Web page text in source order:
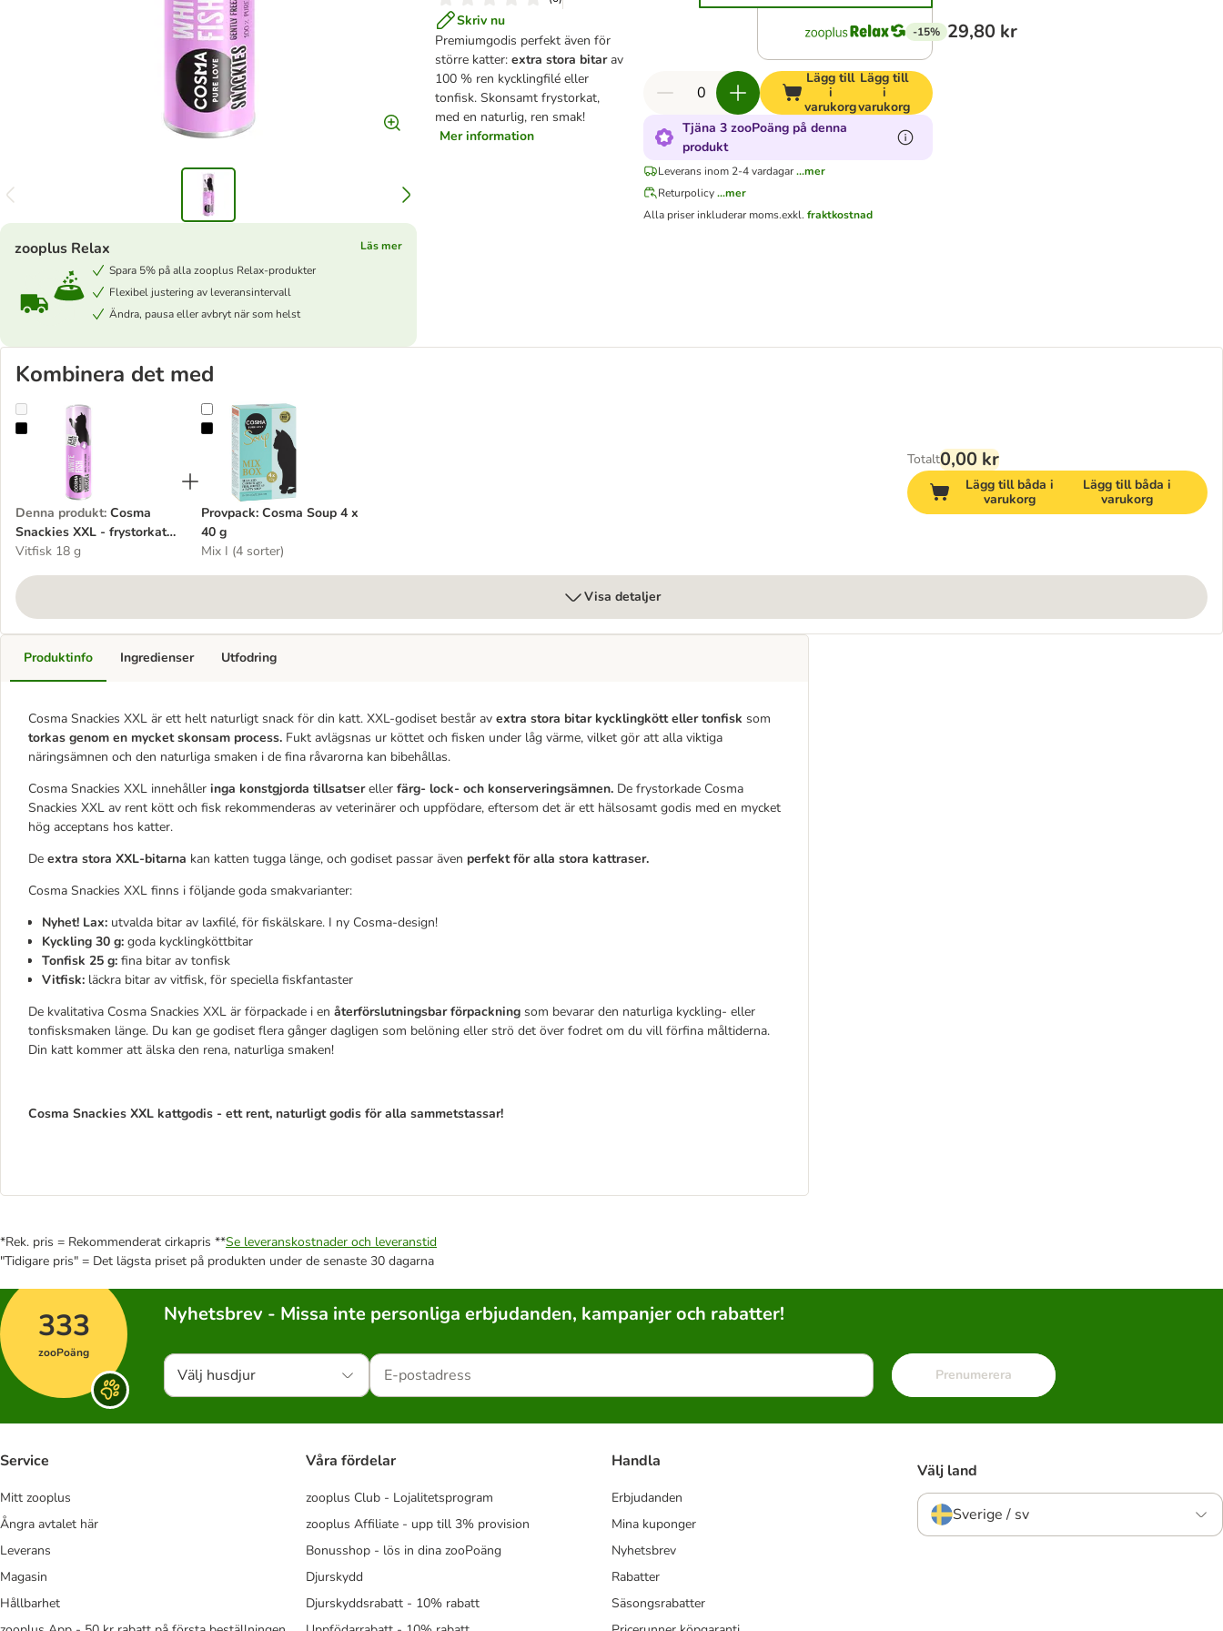
Skriv nu
Premiumgodis perfekt även för
större katter:extra stora bitarav
100 % ren kycklingfilé eller
tonfisk. Skonsamt frystorkat,
med en naturlig, ren smak!
Mer information
zooplus Relax
Läs mer
Spara 5% på alla zooplus Relax-produkter
Flexibel justering av leveransintervall
Ändra, pausa eller avbryt när som helst
-15% 29,80 kr
Lägg till
i
varukorg
Lägg till
i
varukorg
Tjäna 3 zooPoäng på denna
produkt
Leverans inom 2-4 vardagar...mer
Returpolicy...mer
Alla priser inkluderar moms.exkl.fraktkostnad
Kombinera det med
Cosma Snackies XXL - frystorkat kattgodis
Denna produkt: Cosma
Snackies XXL - frystorkat
kattgodis
Vitfisk 18 g
Provpack: Cosma Soup 4 x 40 g
Provpack: Cosma Soup 4 x
40 g
Mix I (4 sorter)
Totalt0,00 kr
Lägg till båda i
varukorg
Lägg till båda i
varukorg
Visa detaljer
Produktinfo
Cosma Snackies XXL är ett helt naturligt snack för din katt. XXL-godiset består av extra stora bitar kycklingkött eller tonfisk som
torkas genom en mycket skonsam process. Fukt avlägsnas ur köttet och fisken under låg värme, vilket gör att alla viktiga
näringsämnen och den naturliga smaken i de fina råvarorna kan bibehållas.
Cosma Snackies XXL innehåller inga konstgjorda tillsatsereller färg- lock- och konserveringsämnen. De frystorkade Cosma
Snackies XXL av rent kött och fisk rekommenderas av veterinärer och uppfödare, eftersom det är ett hälsosamt godis med en mycket
hög acceptans hos katter.
De extra stora XXL-bitarna kan katten tugga länge, och godiset passar även perfekt för alla stora kattraser.
Cosma Snackies XXL finns i följande goda smakvarianter:
Nyhet! Lax: utvalda bitar av laxfilé, för fiskälskare. I ny Cosma-design!
Kyckling 30 g: goda kycklingköttbitar
Tonfisk 25 g: fina bitar av tonfisk
Vitfisk: läckra bitar av vitfisk, för speciella fiskfantaster
De kvalitativa Cosma Snackies XXL är förpackade i en återförslutningsbar förpackning som bevarar den naturliga kyckling- eller
tonfisksmaken länge. Du kan ge godiset flera gånger dagligen som belöning eller strö det över fodret om du vill förfina måltiderna.
Din katt kommer att älska den rena, naturliga smaken!
Cosma Snackies XXL kattgodis - ett rent, naturligt godis för alla sammetstassar!
Ingredienser Utfodring
*Rek. pris = Rekommenderat cirkapris **Se leveranskostnader och leveranstid
"Tidigare pris" = Det lägsta priset på produkten under de senaste 30 dagarna
333
zooPoäng
Nyhetsbrev - Missa inte personliga erbjudanden, kampanjer och rabatter!
Välj husdjur Prenumerera
Service
Mitt zooplus
Ångra avtalet här
Leverans
Magasin
Hållbarhet
Våra fördelar
zooplus Club - Lojalitetsprogram
zooplus Affiliate - upp till 3% provision
Bonusshop - lös in dina zooPoäng
Djurskydd
Djurskyddsrabatt - 10% rabatt
Handla
Erbjudanden
Mina kuponger
Nyhetsbrev
Rabatter
Säsongsrabatter
Välj land
Sverige / sv